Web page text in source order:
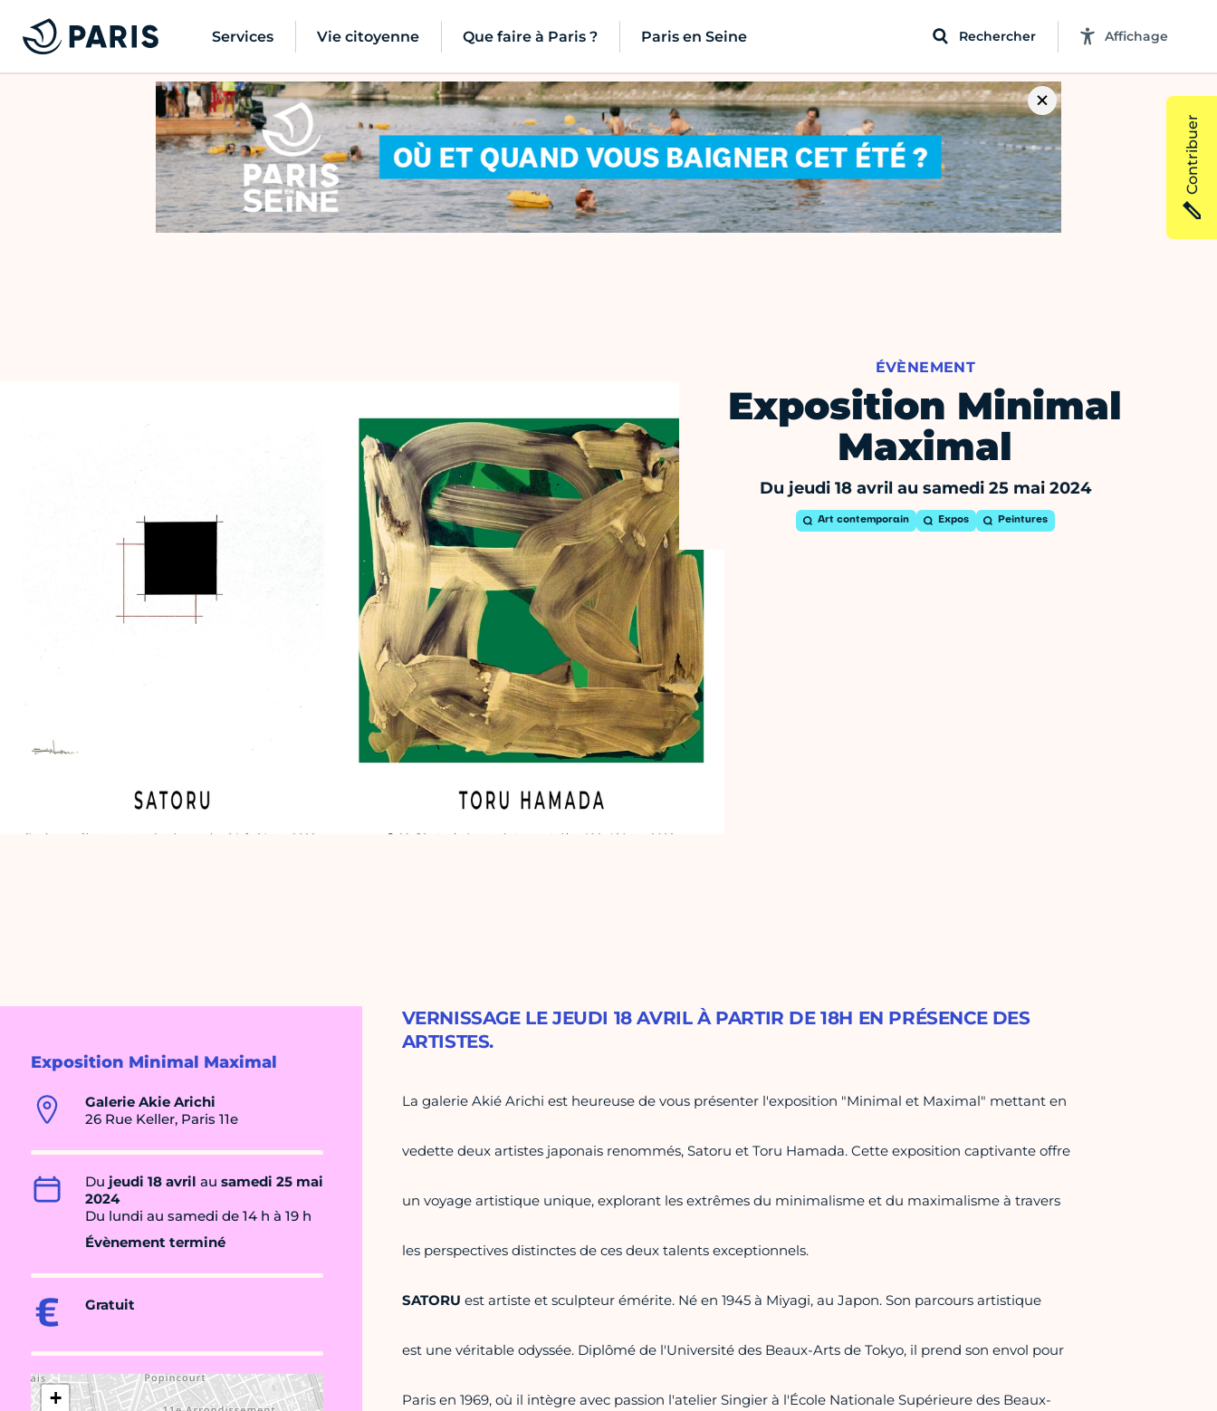
Services Vie citoyenne Que faire à Paris ? Paris en Seine Rechercher Affichage
ÉVÈNEMENT
Exposition Minimal
Maximal
Du jeudi 18 avril au samedi 25 mai 2024
Art contemporain Expos Peintures
Exposition Minimal Maximal
Galerie Akie Arichi
26 Rue Keller, Paris 11e
Du jeudi 18 avril au samedi 25 mai
2024
Du lundi au samedi de 14 h à 19 h
Évènement terminé
Gratuit
+
VERNISSAGE LE JEUDI 18 AVRIL À PARTIR DE 18H EN PRÉSENCE DES
ARTISTES.
La galerie Akié Arichi est heureuse de vous présenter l'exposition "Minimal et Maximal" mettant en
vedette deux artistes japonais renommés, Satoru et Toru Hamada. Cette exposition captivante offre
un voyage artistique unique, explorant les extrêmes du minimalisme et du maximalisme à travers
les perspectives distinctes de ces deux talents exceptionnels.
SATORU est artiste et sculpteur émérite. Né en 1945 à Miyagi, au Japon. Son parcours artistique
est une véritable odyssée. Diplômé de l'Université des Beaux-Arts de Tokyo, il prend son envol pour
Paris en 1969, où il intègre avec passion l'atelier Singier à l'École Nationale Supérieure des Beaux-
Contribuer